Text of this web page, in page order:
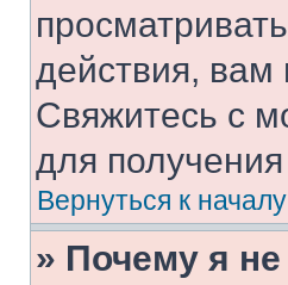
действия, вам
Свяжитесь с
для
Вернуться к началу
» Почему я